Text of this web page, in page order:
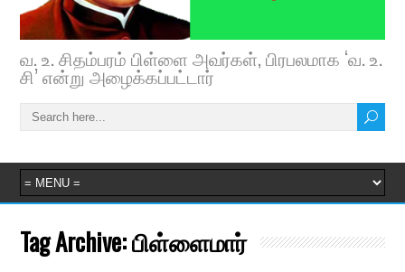
வ. உ. சிதம்பரம் பிள்ளை அவர்கள், பிரபலமாக ‘வ. உ.
சி’ என்று அழைக்கப்பட்டார்
Tag Archive:பிள்ளைமார்